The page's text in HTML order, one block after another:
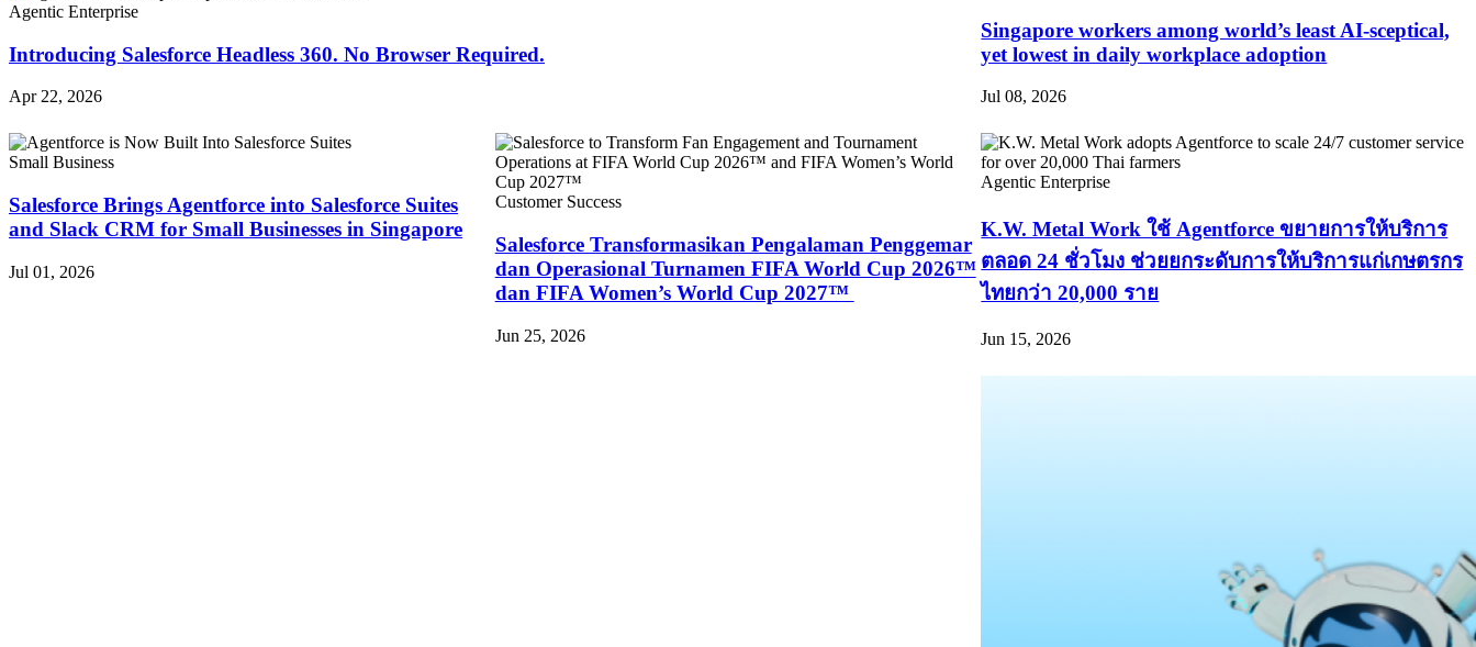
Agentic Enterprise
Introducing Salesforce Headless 360. No Browser Required.
Apr 22, 2026
Singapore workers among world’s least AI-sceptical,
yet lowest in daily workplace adoption
Jul 08, 2026
Small Business
Salesforce Brings Agentforce into Salesforce Suites
and Slack CRM for Small Businesses in Singapore
Jul 01, 2026
Customer Success
Salesforce Transformasikan Pengalaman Penggemar
dan Operasional Turnamen FIFA World Cup 2026™
dan FIFA Women’s World Cup 2027™
Jun 25, 2026
Agentic Enterprise
K.W. Metal Work ใช้ Agentforce ขยายการให้บริการ
ตลอด 24 ชั่วโมง ช่วยยกระดับการให้บริการแก่เกษตรกร
ไทยกว่า 20,000 ราย
Jun 15, 2026